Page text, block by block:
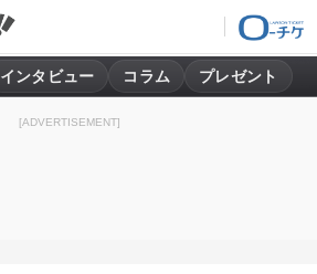
インタビュー コラム プレゼント
[ADVERTISEMENT]